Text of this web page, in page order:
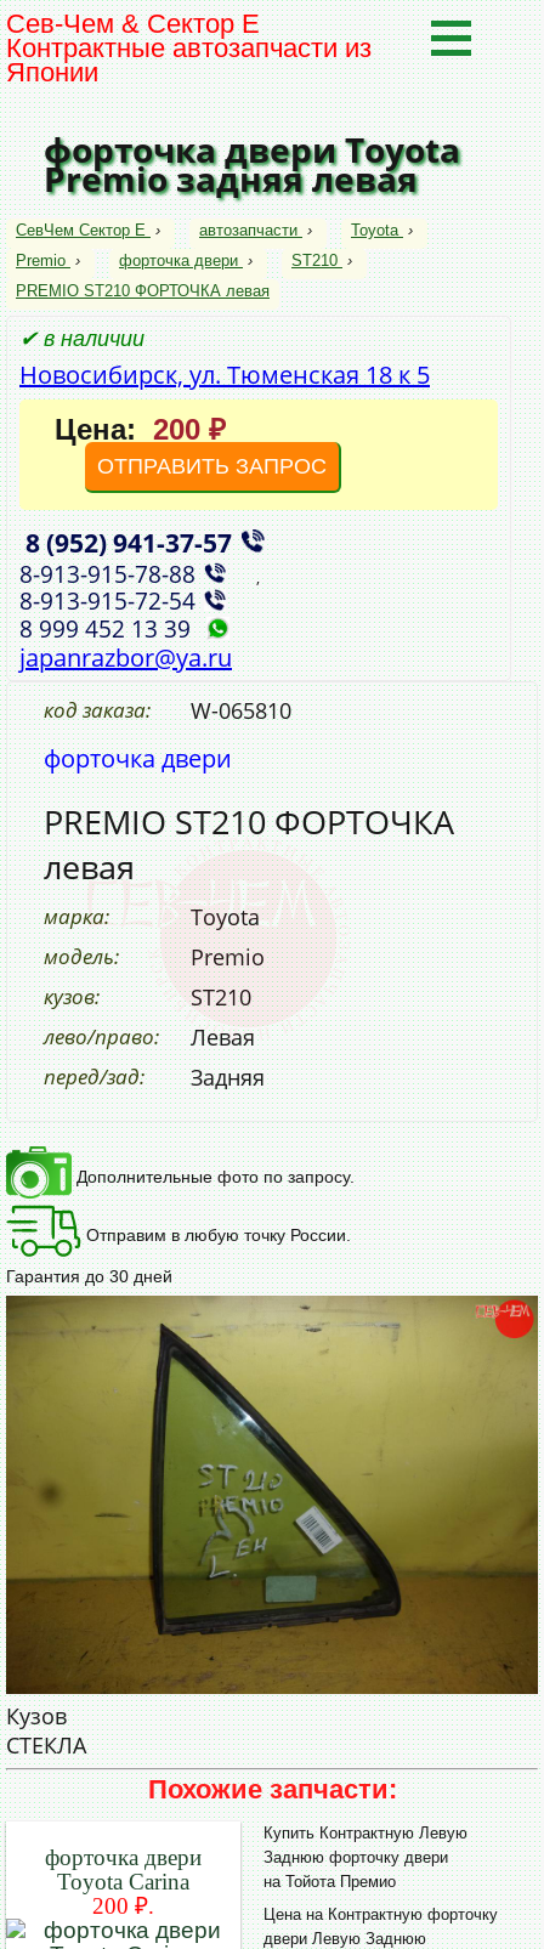
Сев-Чем & Сектор Е
Контрактные автозапчасти из
Японии
форточка двери Toyota
Premio задняя левая
СевЧем Сектор Е › автозапчасти › Toyota ›
Premio › форточка двери › ST210 ›
PREMIO ST210 ФОРТОЧКА левая
✔ в наличии
Новосибирск, ул. Тюменская 18 к 5
Цена: 200 ₽
ОТПРАВИТЬ ЗАПРОС
8 (952)941‑37‑57 ,
8‑913‑915‑78‑88 ,
8‑913‑915‑72‑54
8 999 452 13 39
japanrazbor@ya.ru
код заказа: W-065810
форточка двери
PREMIO ST210 ФОРТОЧКА
левая
марка: Toyota
модель: Premio
кузов: ST210
лево/право: Левая
перед/зад: Задняя
Дополнительные фото по запросу.
Отправим в любую точку России.
Гарантия до 30 дней
Кузов
СТЕКЛА
Похожие запчасти:
форточка двери
Toyota Carina
200 ₽.
Купить Контрактную Левую
Заднюю форточку двери
на Тойота Премио
Цена на Контрактную форточку
двери Левую Заднюю